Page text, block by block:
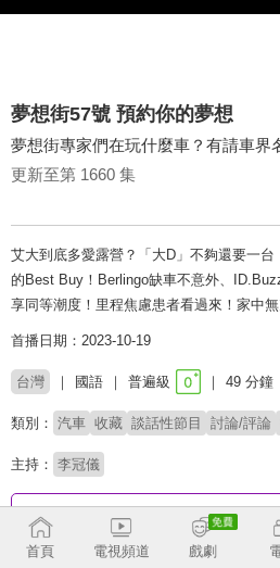
夢想街57號 預約你的夢想
夢想街專家們在玩什麼車？有請車界
更新至第 1660 集
艾大到底多愛露營？「大D」不夠還要一
的Best Buy！Berlingo缺車不意外、
享同等潮度！里程焦慮患者看過來！家中
首播日期：2023-10-19
台灣 國語 普遍級 49 分鐘
類別： 汽車 收藏 談話性節目 討論/評論
主持： 李冠儀
收回
首頁 電視頻道 戲劇